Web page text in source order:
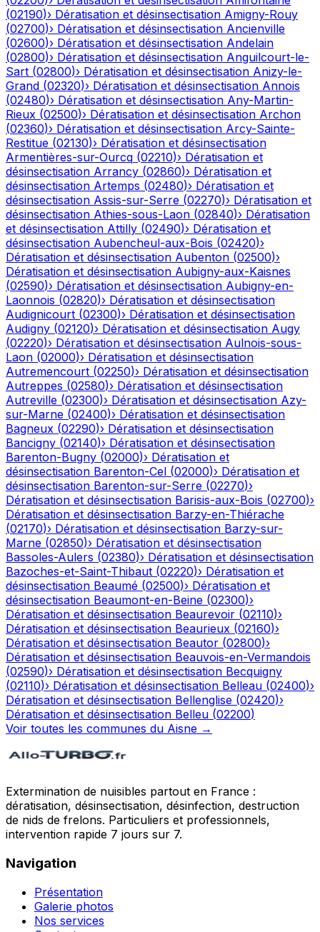
(02190)› Dératisation et désinsectisation Amigny-Rouy
(02700)› Dératisation et désinsectisation Ancienville
(02600)› Dératisation et désinsectisation Andelain
(02800)› Dératisation et désinsectisation Anguilcourt-le-
Sart (02800)› Dératisation et désinsectisation Anizy-le-
Grand (02320)› Dératisation et désinsectisation Annois
(02480)› Dératisation et désinsectisation Any-Martin-
Rieux (02500)› Dératisation et désinsectisation Archon
(02360)› Dératisation et désinsectisation Arcy-Sainte-
Restitue (02130)› Dératisation et désinsectisation
Armentières-sur-Ourcq (02210)› Dératisation et
désinsectisation Arrancy (02860)› Dératisation et
désinsectisation Artemps (02480)› Dératisation et
désinsectisation Assis-sur-Serre (02270)› Dératisation et
désinsectisation Athies-sous-Laon (02840)› Dératisation
et désinsectisation Attilly (02490)› Dératisation et
désinsectisation Aubencheul-aux-Bois (02420)›
Dératisation et désinsectisation Aubenton (02500)›
Dératisation et désinsectisation Aubigny-aux-Kaisnes
(02590)› Dératisation et désinsectisation Aubigny-en-
Laonnois (02820)› Dératisation et désinsectisation
Audignicourt (02300)› Dératisation et désinsectisation
Audigny (02120)› Dératisation et désinsectisation Augy
(02220)› Dératisation et désinsectisation Aulnois-sous-
Laon (02000)› Dératisation et désinsectisation
Autremencourt (02250)› Dératisation et désinsectisation
Autreppes (02580)› Dératisation et désinsectisation
Autreville (02300)› Dératisation et désinsectisation Azy-
sur-Marne (02400)› Dératisation et désinsectisation
Bagneux (02290)› Dératisation et désinsectisation
Bancigny (02140)› Dératisation et désinsectisation
Barenton-Bugny (02000)› Dératisation et
désinsectisation Barenton-Cel (02000)› Dératisation et
désinsectisation Barenton-sur-Serre (02270)›
Dératisation et désinsectisation Barisis-aux-Bois (02700)›
Dératisation et désinsectisation Barzy-en-Thiérache
(02170)› Dératisation et désinsectisation Barzy-sur-
Marne (02850)› Dératisation et désinsectisation
Bassoles-Aulers (02380)› Dératisation et désinsectisation
Bazoches-et-Saint-Thibaut (02220)› Dératisation et
désinsectisation Beaumé (02500)› Dératisation et
désinsectisation Beaumont-en-Beine (02300)›
Dératisation et désinsectisation Beaurevoir (02110)›
Dératisation et désinsectisation Beaurieux (02160)›
Dératisation et désinsectisation Beautor (02800)›
Dératisation et désinsectisation Beauvois-en-Vermandois
(02590)› Dératisation et désinsectisation Becquigny
(02110)› Dératisation et désinsectisation Belleau (02400)›
Dératisation et désinsectisation Bellenglise (02420)›
Dératisation et désinsectisation Belleu (02200)
Voir toutes les communes du Aisne →
Extermination de nuisibles partout en France :
dératisation, désinsectisation, désinfection, destruction
de nids de frelons. Particuliers et professionnels,
intervention rapide 7 jours sur 7.
Navigation
Présentation
Galerie photos
Nos services